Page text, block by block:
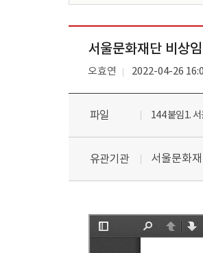
서울문화재단 비상
오효연 2022-04-26
파일 144 붙임1.
유관기관 서울문화